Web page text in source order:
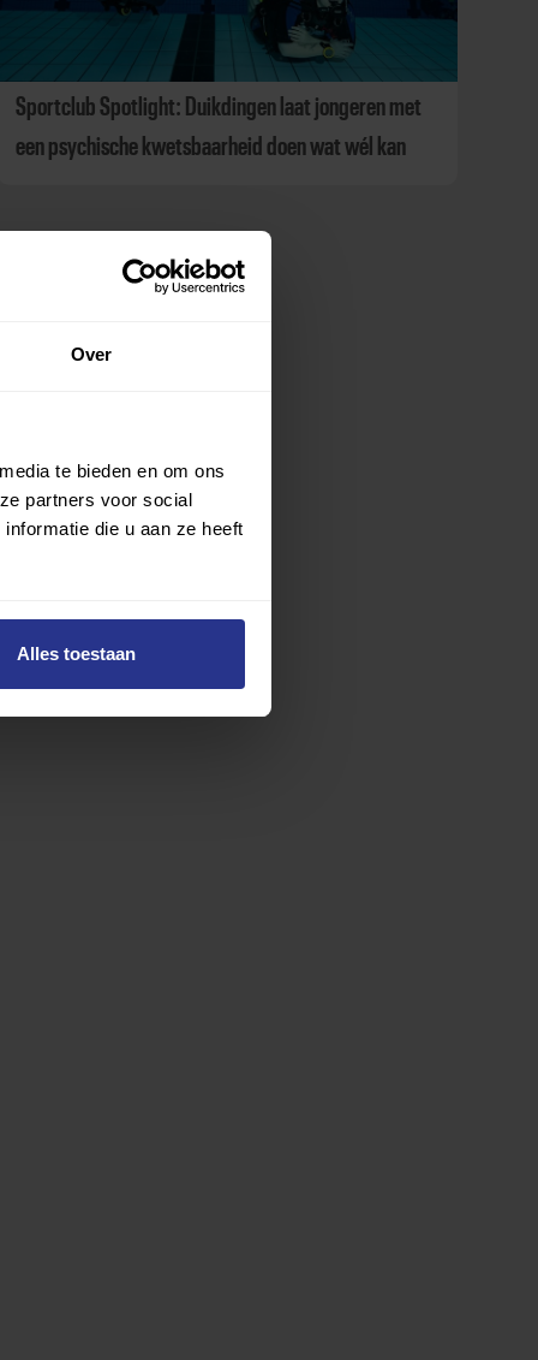
Over
te bieden en om ons
partners voor social
die u aan ze heeft
Alles toestaan
Sportclub Spotlight: Duikdingen laat jongeren met
een psychische kwetsbaarheid doen wat wél kan